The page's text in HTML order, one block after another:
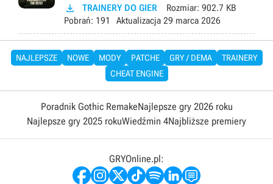
 TRAINERY DO GIER Rozmiar: 902.7 KB
Pobrań: 191 Aktualizacja 29 marca 2026
NAJLEPSZE NOWE MODY PATCHE GRY / DEMA
TRAINERY
CHEAT ENGINE
Poradnik Gothic RemakeNajlepsze gry 2026 roku
Najlepsze gry 2025 rokuWiedźmin 4Najbliższe premiery
GRYOnline.pl: